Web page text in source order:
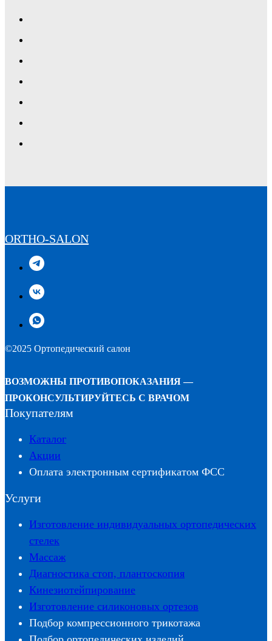
ORTHO-SALON
©2025 Ортопедический салон
ВОЗМОЖНЫ ПРОТИВОПОКАЗАНИЯ —
ПРОКОНСУЛЬТИРУЙТЕСЬ С ВРАЧОМ
Покупателям
Каталог
Акции
Оплата электронным сертификатом ФСС
Услуги
Изготовление индивидуальных ортопедических
стелек
Массаж
Диагностика стоп, плантоскопия
Кинезиотейпирование
Изготовление силиконовых ортезов
Подбор компрессионного трикотажа